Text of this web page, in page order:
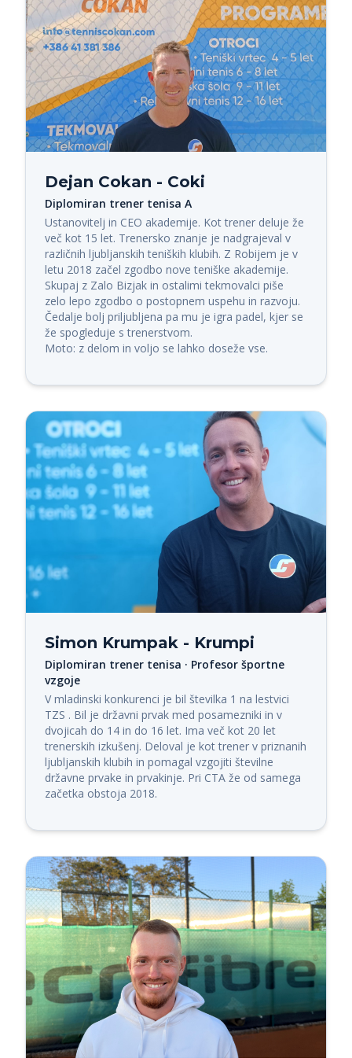
Dejan Cokan - Coki
Diplomiran trener tenisa A
Ustanovitelj in CEO akademije. Kot trener deluje že
več kot 15 let. Trenersko znanje je nadgrajeval v
različnih ljubljanskih teniških klubih. Z Robijem je v
letu 2018 začel zgodbo nove teniške akademije.
Skupaj z Zalo Bizjak in ostalimi tekmovalci piše
zelo lepo zgodbo o postopnem uspehu in razvoju.
Čedalje bolj priljubljena pa mu je igra padel, kjer se
že spogleduje s trenerstvom.
Moto: z delom in voljo se lahko doseže vse.
Simon Krumpak - Krumpi
Diplomiran trener tenisa · Profesor športne
vzgoje
V mladinski konkurenci je bil številka 1 na lestvici
TZS . Bil je državni prvak med posamezniki in v
dvojicah do 14 in do 16 let. Ima več kot 20 let
trenerskih izkušenj. Deloval je kot trener v priznanih
ljubljanskih klubih in pomagal vzgojiti številne
državne prvake in prvakinje. Pri CTA že od samega
začetka obstoja 2018.